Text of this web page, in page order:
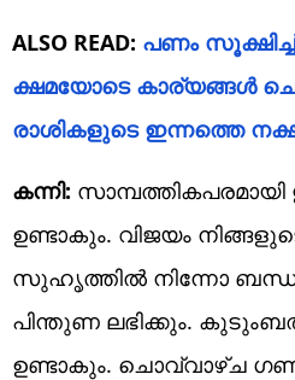
ALSO READ: പണം
ക്ഷമയോടെ കാര്യങ്ങൾ
രാശികളുടെ ഇന്നത്തെ
കന്നി: സാമ്പത്തികപരമായി
ഉണ്ടാകും. വിജയം
സുഹൃത്തിൽ നിന്നോ
പിന്തുണ ലഭിക്കും.
ഉണ്ടാകും. ചൊവ്വാഴ്ച